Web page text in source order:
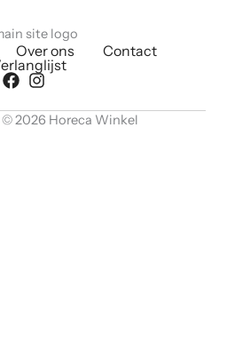
Over ons
Contact
2026 Horeca Winkel